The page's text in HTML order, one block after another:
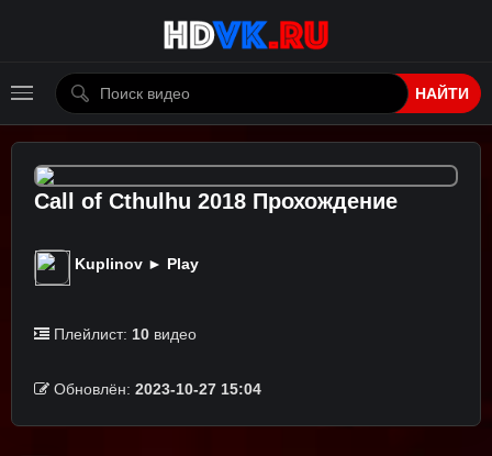
НАЙТИ
Call of Cthulhu 2018 Прохождение
Kuplinov ► Play
Плейлист: 10 видео
Обновлён: 2023-10-27 15:04